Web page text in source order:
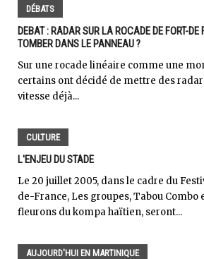
DÉBATS
DEBAT : RADAR SUR LA ROCADE DE FORT-DE
TOMBER DANS LE PANNEAU ?
Sur une rocade linéaire comme une
certains ont décidé de mettre des
vitesse déjà...
CULTURE
L'ENJEU DU STADE
Le 20 juillet 2005, dans le cadre du
de-France, Les groupes, Tabou Combo
fleurons du kompa haïtien, seront...
AUJOURD'HUI EN MARTINIQUE